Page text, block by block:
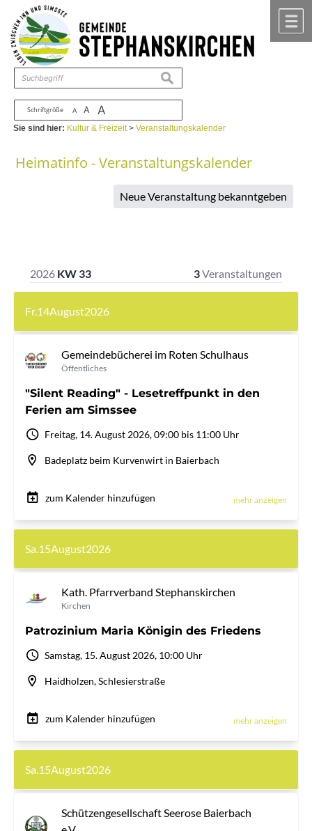
Zum Inhalt ,zur Navigation
Schriftgröße A A A
suchen
Sie sind hier: Kultur & Freizeit>Veranstaltungskalender
Heimatinfo - Veranstaltungskalender